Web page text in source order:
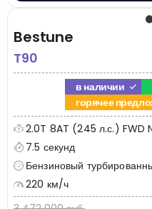
Bestune
T90
в наличии
горячее
2.0T 8AT (245 л.с.) FWD
7.5 секунд
Бензиновый
220 км/ч